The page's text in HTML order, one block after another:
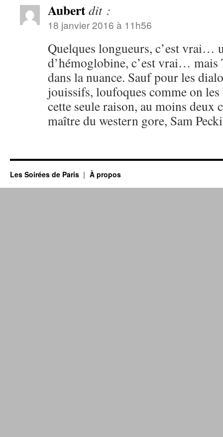
Aubertdit :
18 janvier 2016 à 11h56
Quelques longueurs, c’est vrai…
d’hémoglobine, c’est vrai… mais
dans la nuance. Sauf pour les
jouissifs, loufoques comme on
cette seule raison, au moins deux
maître du western gore, Sam
Les Soirées de Paris À propos